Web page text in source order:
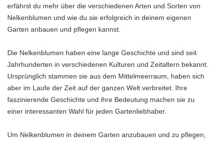
erfährst du mehr über die verschiedenen Arten und Sorten von
Nelkenblumen und wie du sie erfolgreich in deinem eigenen
Garten anbauen und pflegen kannst.
Die Nelkenblumen haben eine lange Geschichte und sind seit
Jahrhunderten in verschiedenen Kulturen und Zeitaltern bekannt.
Ursprünglich stammen sie aus dem Mittelmeerraum, haben sich
aber im Laufe der Zeit auf der ganzen Welt verbreitet. Ihre
faszinierende Geschichte und ihre Bedeutung machen sie zu
einer interessanten Wahl für jeden Gartenliebhaber.
Um Nelkenblumen in deinem Garten anzubauen und zu pflegen,